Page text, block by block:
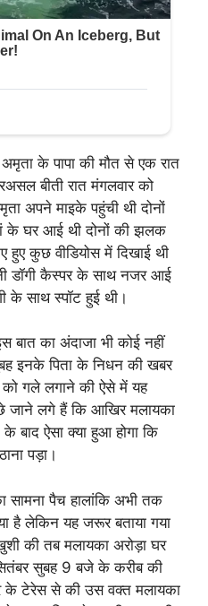
के पापा की मौत से एक रात
बीती रात मंगलवार को
अपने माइके पहुंची थी दोनों
के घर आई थी दोनों की झलक
हुए कुछ वीडियोस में दिखाई थी
डॉगी कैस्पर के साथ नजर आई
के साथ स्पॉट हुई थी।
बात का अंदाजा भी कोई नहीं
इनके पिता के निधन की खबर
को गले लगाने की ऐसे में यह
जाने लगे हैं कि आखिर मलायका
ऐसा क्या हुआ होगा कि
पड़ा।
पैच हालांकि अभी तक
है लेकिन यह जरूर बताया गया
की तब मलायका अरोड़ा घर
सुबह 9 बजे के करीब की
टेरेस से की उस वक्त मलायका